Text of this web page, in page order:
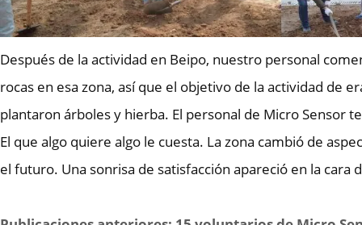
Después de la actividad en Beipo, nuestro personal
rocas en esa zona, así que el objetivo de la actividad de
plantaron árboles y hierba. El personal de Micro Sensor
El que algo quiere algo le cuesta. La zona cambió de
el futuro. Una sonrisa de satisfacción apareció en la cara